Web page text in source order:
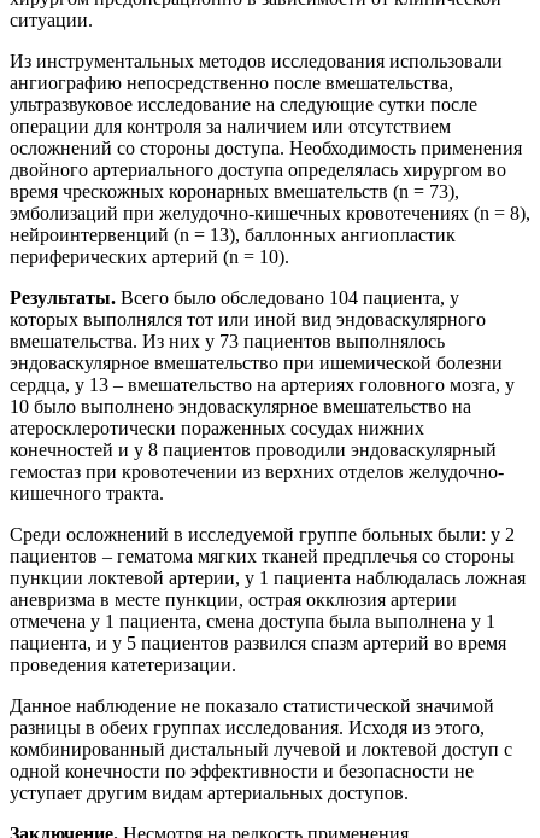
ситуации.
Из инструментальных методов исследования использовали
ангиографию непосредственно после вмешательства,
ультразвуковое исследование на следующие сутки после
операции для контроля за наличием или отсутствием
осложнений со стороны доступа. Необходимость применения
двойного артериального доступа определялась хирургом во
время чрескожных коронарных вмешательств (n = 73),
эмболизаций при желудочно-кишечных кровотечениях (n = 8),
нейроинтервенций (n = 13), баллонных ангиопластик
периферических артерий (n = 10).
Результаты. Всего было обследовано 104 пациента, у
которых выполнялся тот или иной вид эндоваскулярного
вмешательства. Из них у 73 пациентов выполнялось
эндоваскулярное вмешательство при ишемической болезни
сердца, у 13 – вмешательство на артериях головного мозга, у
10 было выполнено эндоваскулярное вмешательство на
атеросклеротически пораженных сосудах нижних
конечностей и у 8 пациентов проводили эндоваскулярный
гемостаз при кровотечении из верхних отделов желудочно-
кишечного тракта.
Среди осложнений в исследуемой группе больных были: у 2
пациентов – гематома мягких тканей предплечья со стороны
пункции локтевой артерии, у 1 пациента наблюдалась ложная
аневризма в месте пункции, острая окклюзия артерии
отмечена у 1 пациента, смена доступа была выполнена у 1
пациента, и у 5 пациентов развился спазм артерий во время
проведения катетеризации.
Данное наблюдение не показало статистической значимой
разницы в обеих группах исследования. Исходя из этого,
комбинированный дистальный лучевой и локтевой доступ с
одной конечности по эффективности и безопасности не
уступает другим видам артериальных доступов.
Заключение. Несмотря на редкость применения